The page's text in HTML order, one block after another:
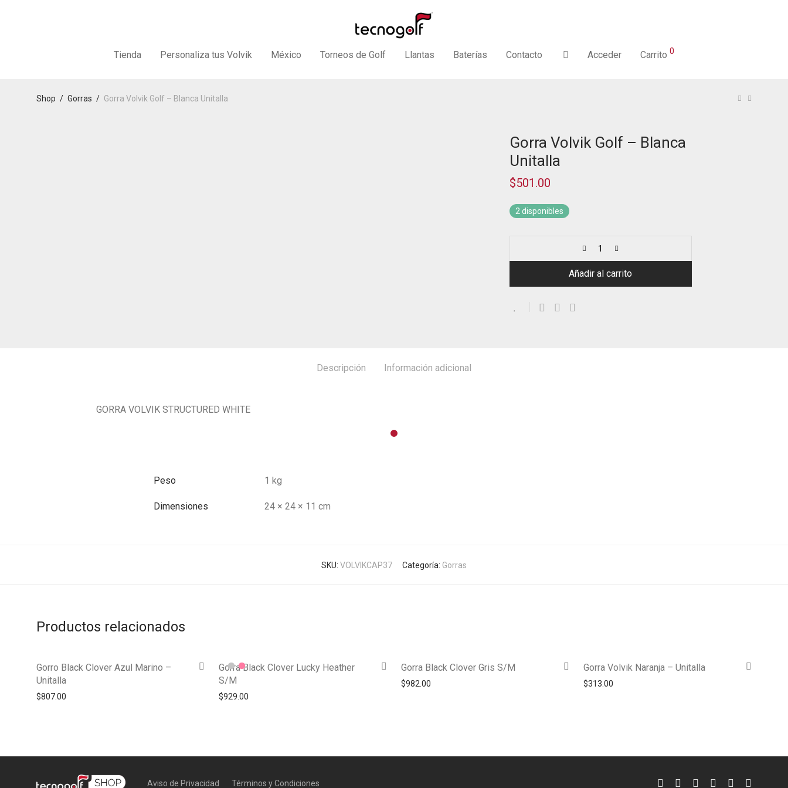
Tienda Personaliza tus Volvik México Torneos de Golf Llantas Baterías Contacto Acceder Carrito 0
Shop / Gorras / Gorra Volvik Golf – Blanca Unitalla
Gorra Volvik Golf – Blanca
Unitalla
$501.00
2 disponibles
Añadir al carrito
Descripción Información adicional
GORRA VOLVIK STRUCTURED WHITE
Peso 1 kg
Dimensiones 24 × 24 × 11 cm
SKU: VOLVIKCAP37 Categoría: Gorras
Productos relacionados
Gorro Black Clover Azul Marino –
Unitalla
$807.00
Gorra Black Clover Lucky Heather
S/M
$929.00
Gorra Black Clover Gris S/M
$982.00
Gorra Volvik Naranja – Unitalla
$313.00
Aviso de Privacidad Términos y Condiciones